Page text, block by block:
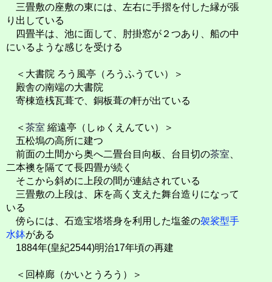
三畳敷の座敷の東には、左右に手摺を付した縁が張
り出している
四畳半は、池に面して、肘掛窓が２つあり、船の中
にいるような感じを受ける
＜大書院 ろう風亭（ろうふうてい）＞
殿舎の南端の大書院
寄棟造桟瓦葺で、銅板葺の軒が出ている
＜ 茶室 縮遠亭（しゅくえんてい）＞
五松塢の高所に建つ
前面の土間から奥へ二畳台目向板、台目切の茶室
二本襖を隔てて長四畳が続く
そこから斜めに上段の間が連結されている
三畳敷の上段は、床を高く支えた舞台造りになって
いる
傍らには、石造宝塔塔身を利用した塩釜の袈裟型手
水鉢がある
1884年(皇紀2544)明治17年頃の再建
＜回棹廊（かいとうろう）＞